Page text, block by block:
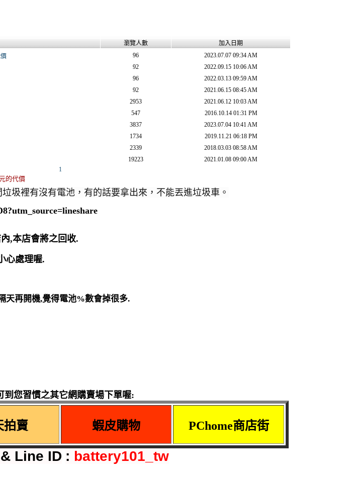
瀏覽人數
加入日期
96
2023.07.07 09:34 AM
92
2022.09.15 10:06 AM
96
2022.03.13 09:59 AM
92
2021.06.15 08:45 AM
2953
2021.06.12 10:03 AM
547
2016.10.14 01:31 PM
3837
2023.07.04 10:41 AM
1734
2019.11.21 06:18 PM
2339
2018.03.03 08:58 AM
19223
2021.01.08 09:00 AM
1
的代價
圾裡有沒有電池，有的話要拿出來，不能丟進垃圾車。
,本店會將之回收.
心處理喔.
天再開機,覺得電池%數會掉很多.
到您習慣之其它網購賣場下單喔:
拍賣 蝦皮購物 PChome商店街
Line ID : battery101_tw